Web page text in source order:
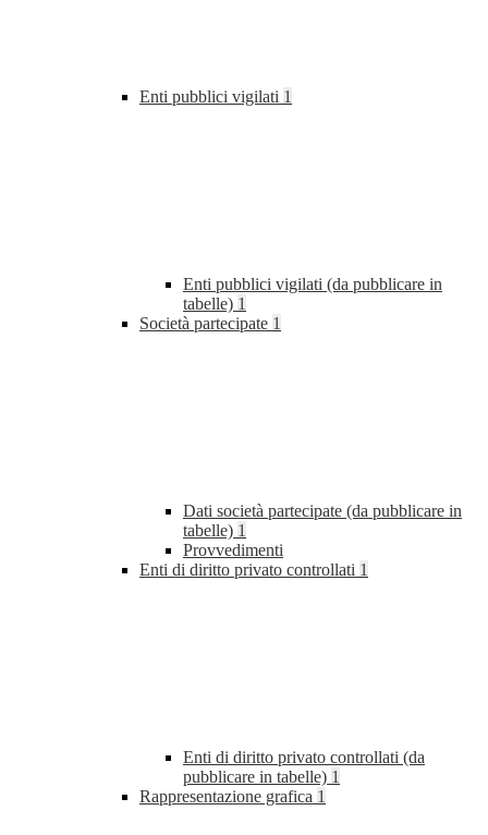
Enti pubblici vigilati 1
Enti pubblici vigilati (da pubblicare in
tabelle) 1
Società partecipate 1
Dati società partecipate (da pubblicare in
tabelle) 1
Provvedimenti
Enti di diritto privato controllati 1
Enti di diritto privato controllati (da
pubblicare in tabelle) 1
Rappresentazione grafica 1